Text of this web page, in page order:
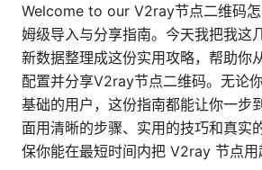
Welcome to our V2ray节点二维码
姆级导入与分享指南。今天我把我这
新数据整理成这份实用攻略，帮助你
配置并分享V2ray节点二维码。无论
基础的用户，这份指南都能让你一步
面用清晰的步骤、实用的技巧和真实
保你能在最短时间内把 V2ray 节点用